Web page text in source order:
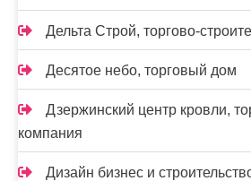
Дельта Строй, торгово-
Десятое небо, торговый дом
Дзержинский центр кровли,
компания
Дизайн бизнес и